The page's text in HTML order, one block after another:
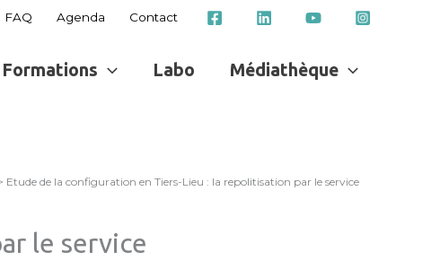
FAQ Agenda Contact
Formations Labo Médiathèque
Etude de la configuration en Tiers-Lieu : la repolitisation par le service
le service